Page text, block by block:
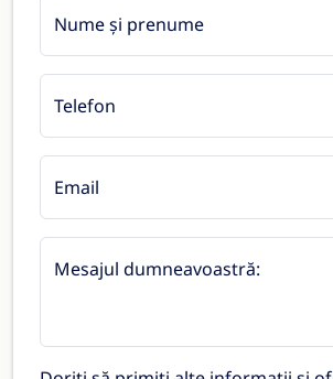
Nume și prenume
Telefon
Email
Mesajul dumneavoastră: